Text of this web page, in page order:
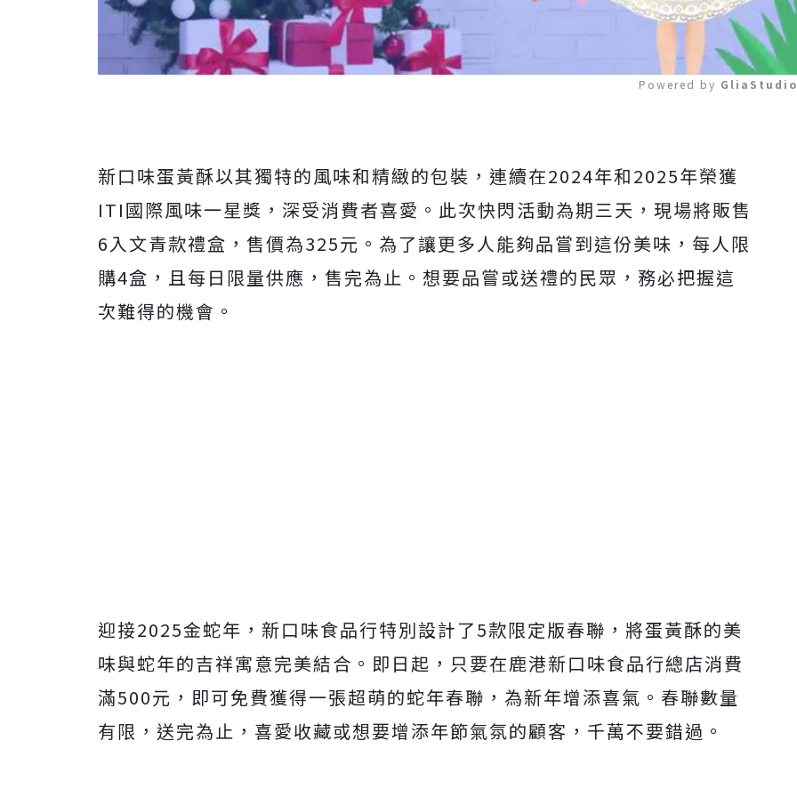
Powered by
新口味蛋黃酥以其獨特的風味和精緻的包裝，連續在2024年和2025年榮獲
ITI國際風味一星獎，深受消費者喜愛。此次快閃活動為期三天，現場將販售
6入文青款禮盒，售價為325元。為了讓更多人能夠品嘗到這份美味，每人限
購4盒，且每日限量供應，售完為止。想要品嘗或送禮的民眾，務必把握這
次難得的機會。
迎接2025金蛇年，新口味食品行特別設計了5款限定版春聯，將蛋黃酥的美
味與蛇年的吉祥寓意完美結合。即日起，只要在鹿港新口味食品行總店消費
滿500元，即可免費獲得一張超萌的蛇年春聯，為新年增添喜氣。春聯數量
有限，送完為止，喜愛收藏或想要增添年節氣氛的顧客，千萬不要錯過。